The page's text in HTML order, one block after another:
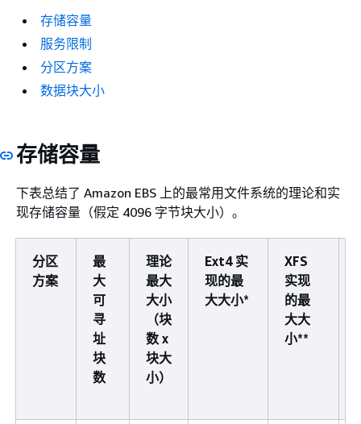
存储容量
服务限制
分区方案
数据块大小
存储容量
下表总结了 Amazon EBS 上的最常用文件系统的理论和实
现存储容量（假定 4096 字节块大小）。
分区
方案
最
大
可
寻
址
块
数
理论
最大
大小
（块
数 x
块大
小）
Ext4 实
现的最
大大小*
XFS
实现
的最
大大
小**